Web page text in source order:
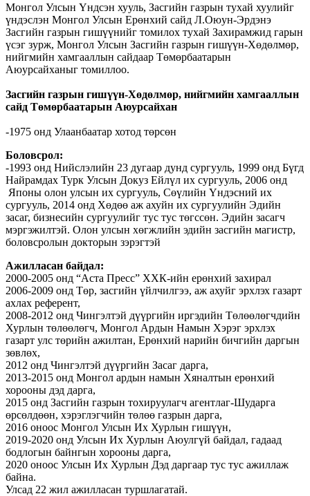
Монгол Улсын Үндсэн хууль, Засгийн газрын тухай хуулийг
үндэслэн Монгол Улсын Ерөнхий сайд Л.Оюун-Эрдэнэ
Засгийн газрын гишүүнийг томилох тухай Захирамжид гарын
үсэг зурж, Монгол Улсын Засгийн газрын гишүүн-Хөдөлмөр,
нийгмийн хамгааллын сайдаар Төмөрбаатарын
Аюурсайханыг томиллоо.
Засгийн газрын гишүүн-Хөдөлмөр, нийгмийн хамгааллын
сайд Төмөрбаатарын Аюурсайхан
-1975 онд Улаанбаатар хотод төрсөн
Боловсрол:
-1993 онд Нийслэлийн 23 дугаар дунд сургууль, 1999 онд Бүгд
Найрамдах Турк Улсын Докуз Ейлүл их сургууль, 2006 онд
Японы олон улсын их сургууль, Сөүлийн Үндэсний их
сургууль, 2014 онд Хөдөө аж ахуйн их сургуулийн Эдийн
засаг, бизнесийн сургуулийг тус тус төгссөн. Эдийн засагч
мэргэжилтэй. Олон улсын хөгжлийн эдийн засгийн магистр,
боловсролын докторын зэрэгтэй
Ажилласан байдал:
2000-2005 онд “Аста Пресс” ХХК-ийн ерөнхий захирал
2006-2009 онд Төр, засгийн үйлчилгээ, аж ахуйг эрхлэх газарт
ахлах референт,
2008-2012 онд Чингэлтэй дүүргийн иргэдийн Төлөөлөгчдийн
Хурлын төлөөлөгч, Монгол Ардын Намын Хэрэг эрхлэх
газарт улс төрийн ажилтан, Ерөнхий нарийн бичгийн даргын
зөвлөх,
2012 онд Чингэлтэй дүүргийн Засаг дарга,
2013-2015 онд Монгол ардын намын Хяналтын ерөнхий
хорооны дэд дарга,
2015 онд Засгийн газрын тохируулагч агентлаг-Шударга
өрсөлдөөн, хэрэглэгчийн төлөө газрын дарга,
2016 оноос Монгол Улсын Их Хурлын гишүүн,
2019-2020 онд Улсын Их Хурлын Аюулгүй байдал, гадаад
бодлогын байнгын хорооны дарга,
2020 оноос Улсын Их Хурлын Дэд даргаар тус тус ажиллаж
байна.
Улсад 22 жил ажилласан туршлагатай.